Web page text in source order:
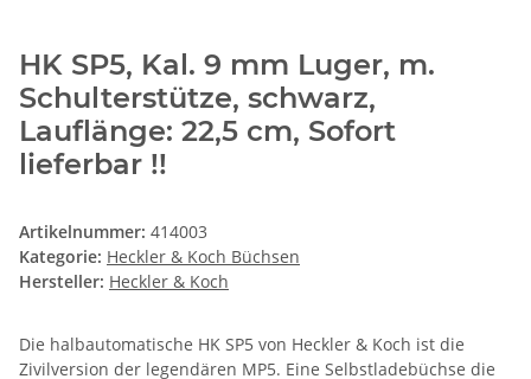
HK SP5, Kal. 9 mm Luger, m.
Schulterstütze, schwarz,
Lauflänge: 22,5 cm, Sofort
lieferbar !!
Artikelnummer: 414003
Kategorie: Heckler & Koch Büchsen
Hersteller: Heckler & Koch
Die halbautomatische HK SP5 von Heckler & Koch ist die
Zivilversion der legendären MP5. Eine Selbstladebüchse die